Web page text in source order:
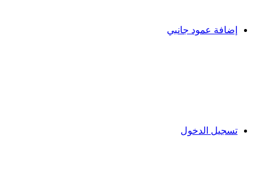
إضافة عمود جانبي
تسجيل الدخول